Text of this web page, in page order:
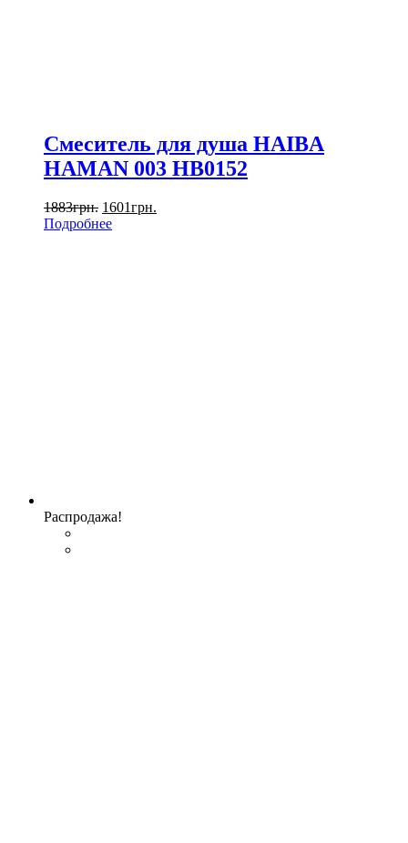
Смеситель для душа HAIBA
HAMAN 003 HB0152
1883грн. 1601грн.
Подробнее
Распродажа!